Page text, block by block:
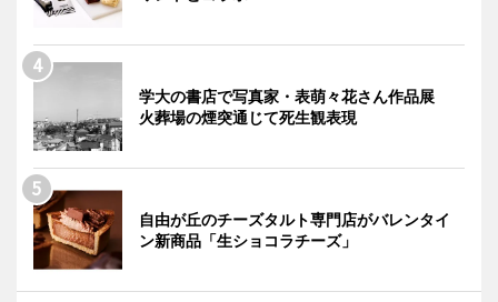
学大の書店で写真家・表萌々花さん作品展
火葬場の煙突通じて死生観表現
自由が丘のチーズタルト専門店がバレンタイ
ン新商品「生ショコラチーズ」